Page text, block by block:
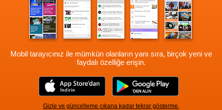
Mobil tarayıcınız ile mümkün olanların yanı sıra, birçok yeni ve
faydalı özelliğe erişin.
Gizle ve güncelleme çıkana kadar tekrar gösterme.